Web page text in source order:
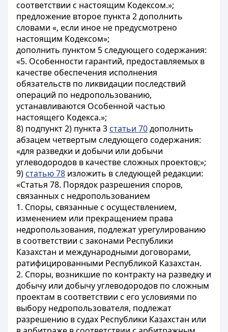
соответствии с настоящим Кодексом.»;
предложение второе пункта 2 дополнить
словами «, если иное не предусмотрено
настоящим Кодексом»;
дополнить пунктом 5 следующего содержания:
«5. Особенности гарантий, предоставляемых в
качестве обеспечения исполнения
обязательств по ликвидации последствий
операций по недропользованию,
устанавливаются Особенной частью
настоящего Кодекса.»;
8) подпункт 2) пункта 3 статьи 70дополнить
абзацем четвертым следующего содержания:
«для разведки и добычи или добычи
углеводородов в качестве сложных проектов;»;
9) статью 78 изложить в следующей редакции:
«Статья 78. Порядок разрешения споров,
связанных с недропользованием
1. Споры, связанные с осуществлением,
изменением или прекращением права
недропользования, подлежат урегулированию
в соответствии с законами Республики
Казахстан и международными договорами,
ратифицированными Республикой Казахстан.
2. Споры, возникшие по контракту на разведку и
добычу или добычу углеводородов по сложным
проектам в соответствии с его условиями по
выбору недропользователя, подлежат
разрешению в судах Республики Казахстан или